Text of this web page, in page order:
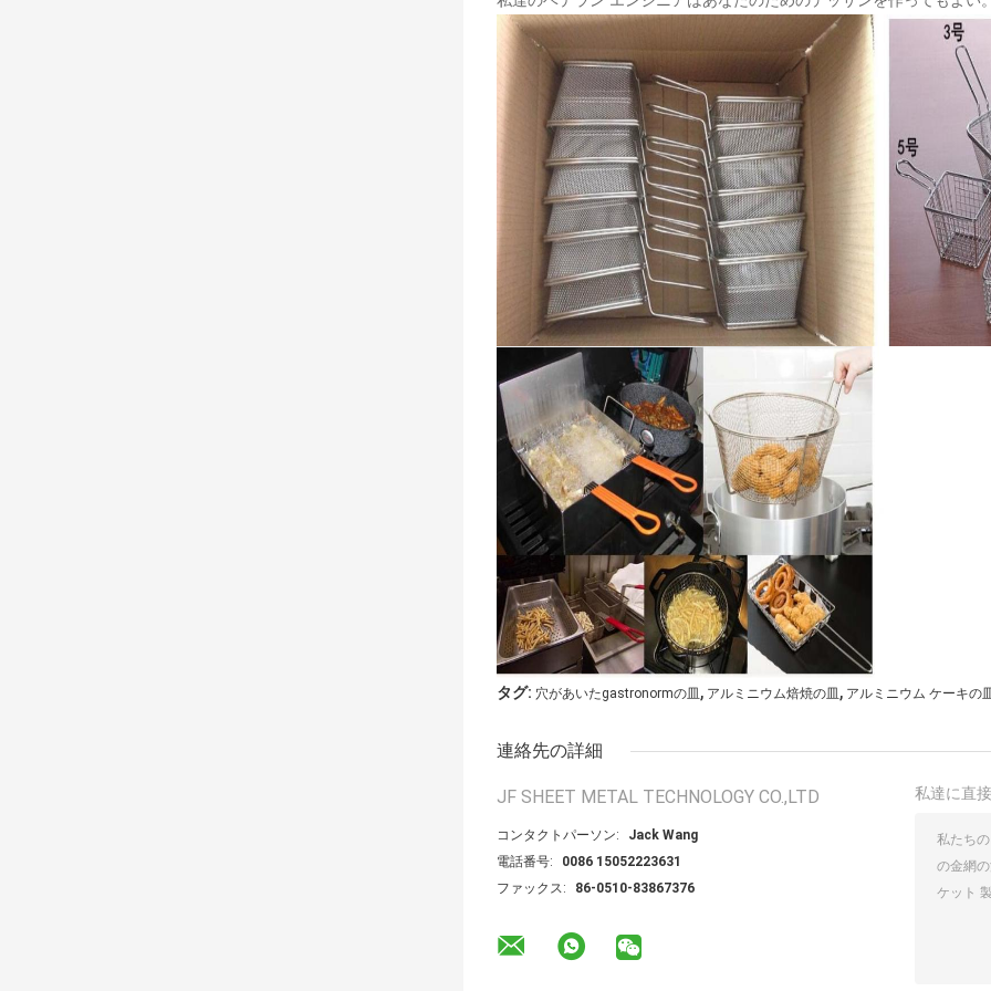
タグ: 穴があいたgastronormの皿 , アルミニウム焙焼の皿 , アルミニウム ケーキの
連絡先の詳細
JF SHEET METAL TECHNOLOGY CO.,LTD
コンタクトパーソン:
Jack Wang
電話番号:
0086 15052223631
ファックス:
86-0510-83867376
私達に直